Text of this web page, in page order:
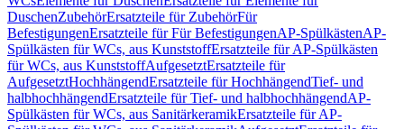
DuschenZubehörErsatzteile für ZubehörFür
BefestigungenErsatzteile für Für BefestigungenAP-SpülkästenAP-
Spülkästen für WCs, aus KunststoffErsatzteile für AP-Spülkästen
für WCs, aus KunststoffAufgesetztErsatzteile für
AufgesetztHochhängendErsatzteile für HochhängendTief- und
halbhochhängendErsatzteile für Tief- und halbhochhängendAP-
Spülkästen für WCs, aus SanitärkeramikErsatzteile für AP-